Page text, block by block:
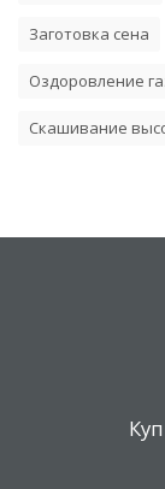
Заготовка сена
Оздоровление
Скашивание